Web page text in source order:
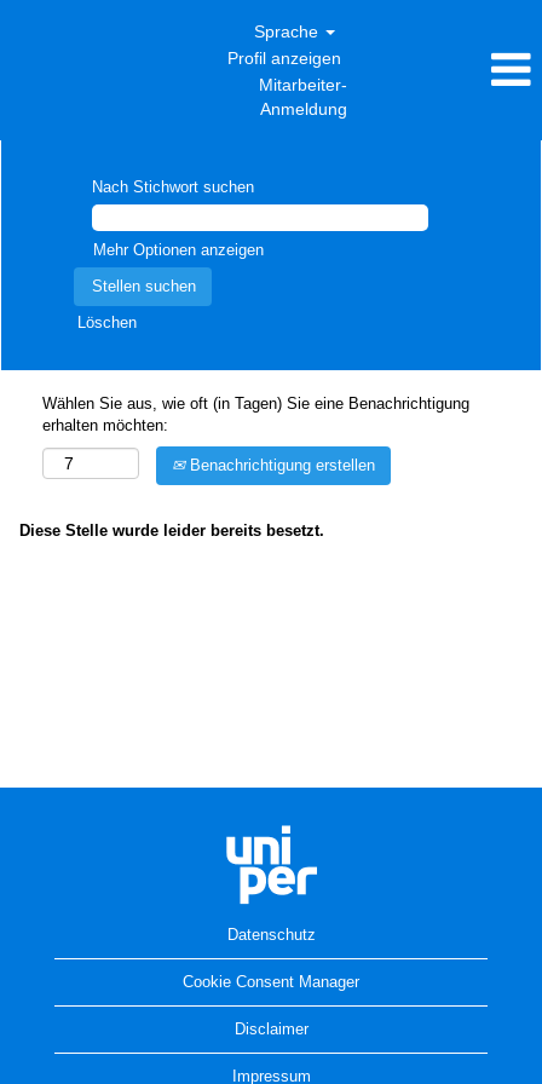
Sprache
Profil anzeigen
Mitarbeiter-
Anmeldung
Nach Stichwort suchen
Mehr Optionen anzeigen
Löschen
Wählen Sie aus, wie oft (in Tagen) Sie eine Benachrichtigung
erhalten möchten:
Benachrichtigung erstellen
Diese Stelle wurde leider bereits besetzt.
Datenschutz
Cookie Consent Manager
Disclaimer
Impressum